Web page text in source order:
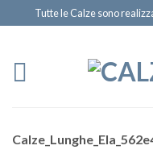
Tutte le Calze sono